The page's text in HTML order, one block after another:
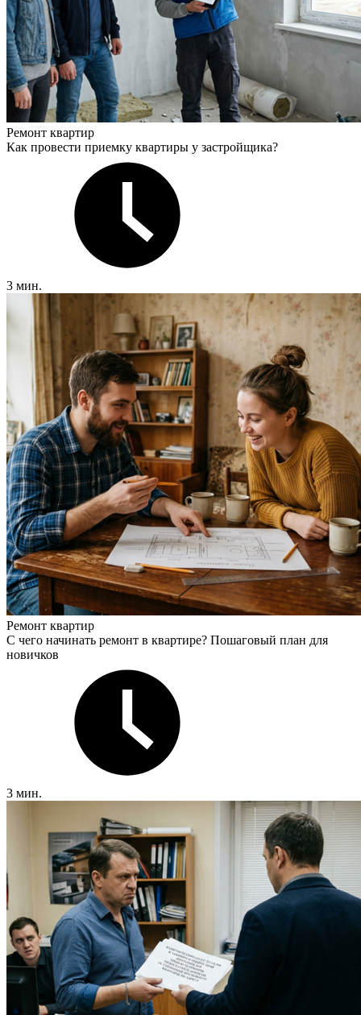
Ремонт квартир
Как провести приемку квартиры у застройщика?
3 мин.
Ремонт квартир
С чего начинать ремонт в квартире? Пошаговый план для
новичков
3 мин.